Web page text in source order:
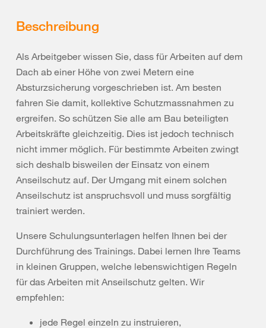
Beschreibung
Als Arbeitgeber wissen Sie, dass für Arbeiten auf dem
Dach ab einer Höhe von zwei Metern eine
Absturzsicherung vorgeschrieben ist. Am besten
fahren Sie damit, kollektive Schutzmassnahmen zu
ergreifen. So schützen Sie alle am Bau beteiligten
Arbeitskräfte gleichzeitig. Dies ist jedoch technisch
nicht immer möglich. Für bestimmte Arbeiten zwingt
sich deshalb bisweilen der Einsatz von einem
Anseilschutz auf. Der Umgang mit einem solchen
Anseilschutz ist anspruchsvoll und muss sorgfältig
trainiert werden.
Unsere Schulungsunterlagen helfen Ihnen bei der
Durchführung des Trainings. Dabei lernen Ihre Teams
in kleinen Gruppen, welche lebenswichtigen Regeln
für das Arbeiten mit Anseilschutz gelten. Wir
empfehlen:
jede Regel einzeln zu instruieren,